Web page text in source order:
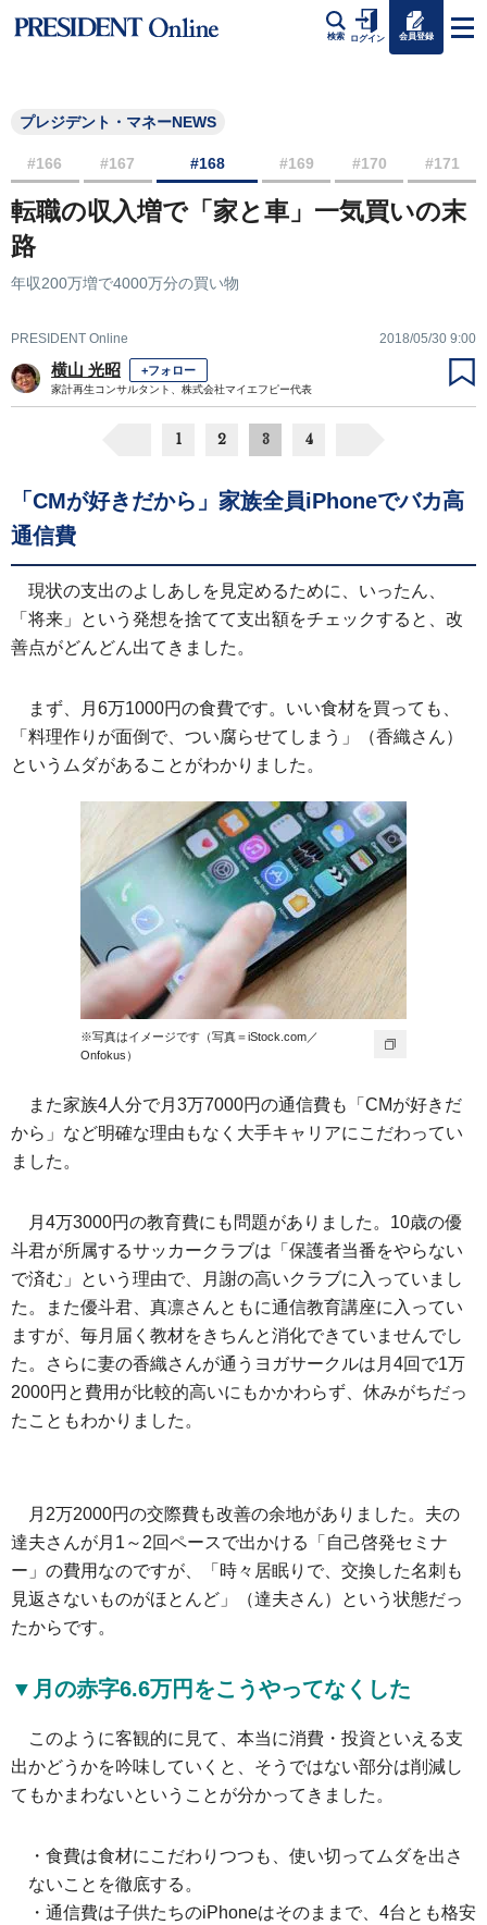
検索 ログイン 会員登録
プレジデント・マネーNEWS
#166 #167 #168 #169 #170 #171
転職の収入増で「家と車」一気買いの末
路
年収200万増で4000万分の買い物
PRESIDENT Online 2018/05/30 9:00
横山 光昭 +フォロー
家計再生コンサルタント、株式会社マイエフピー代表
1 2 3 4
「CMが好きだから」家族全員iPhoneでバカ高
通信費
現状の支出のよしあしを見定めるために、いったん、
「将来」という発想を捨てて支出額をチェックすると、改
善点がどんどん出てきました。
まず、月6万1000円の食費です。いい食材を買っても、
「料理作りが面倒で、つい腐らせてしまう」（香織さん）
というムダがあることがわかりました。
※写真はイメージです（写真＝iStock.com／
Onfokus）
また家族4人分で月3万7000円の通信費も「CMが好きだ
から」など明確な理由もなく大手キャリアにこだわってい
ました。
月4万3000円の教育費にも問題がありました。10歳の優
斗君が所属するサッカークラブは「保護者当番をやらない
で済む」という理由で、月謝の高いクラブに入っていまし
た。また優斗君、真凛さんともに通信教育講座に入ってい
ますが、毎月届く教材をきちんと消化できていませんでし
た。さらに妻の香織さんが通うヨガサークルは月4回で1万
2000円と費用が比較的高いにもかかわらず、休みがちだっ
たこともわかりました。
月2万2000円の交際費も改善の余地がありました。夫の
達夫さんが月1～2回ペースで出かける「自己啓発セミナ
ー」の費用なのですが、「時々居眠りで、交換した名刺も
見返さないものがほとんど」（達夫さん）という状態だっ
たからです。
▼月の赤字6.6万円をこうやってなくした
このように客観的に見て、本当に消費・投資といえる支
出かどうかを吟味していくと、そうではない部分は削減し
てもかまわないということが分かってきました。
・食費は食材にこだわりつつも、使い切ってムダを出さ
ないことを徹底する。
・通信費は子供たちのiPhoneはそのままで、4台とも格安